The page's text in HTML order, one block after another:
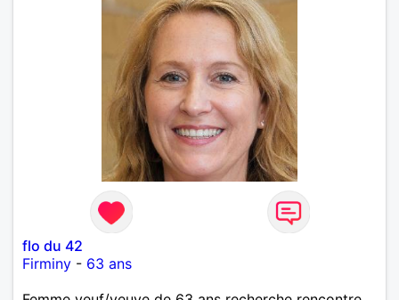
flo du 42
Firminy - 63 ans